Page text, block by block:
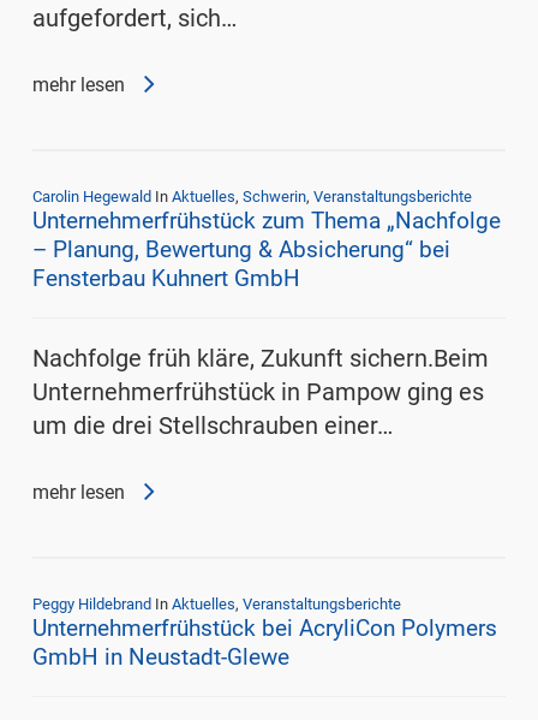
aufgefordert, sich…
mehr lesen
Carolin Hegewald In Aktuelles, Schwerin, Veranstaltungsberichte
Unternehmerfrühstück zum Thema „Nachfolge
– Planung, Bewertung & Absicherung“ bei
Fensterbau Kuhnert GmbH
Nachfolge früh kläre, Zukunft sichern.Beim
Unternehmerfrühstück in Pampow ging es
um die drei Stellschrauben einer…
mehr lesen
Peggy Hildebrand In Aktuelles, Veranstaltungsberichte
Unternehmerfrühstück bei AcryliCon Polymers
GmbH in Neustadt-Glewe